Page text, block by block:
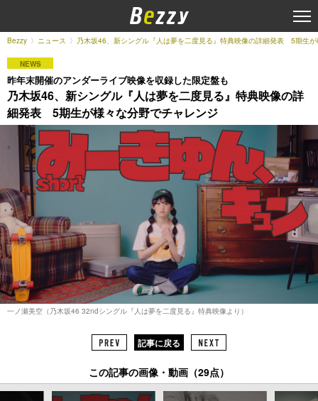
Bezzy ニュース 乃木坂46、新シングル『人は夢を二度見る』特典映像の詳細発表 5期生
NEWS
昨年末開催のアンダーライブ映像を収録した限定盤も
乃木坂46、新シングル『人は夢を二度見る』特典映像の詳
細発表 5期生が様々な分野でチャレンジ
一ノ瀬美空（乃木坂46 32ndシングル『人は夢を二度見る』特典映像より）
記事に戻る
この記事の画像・動画（29点）